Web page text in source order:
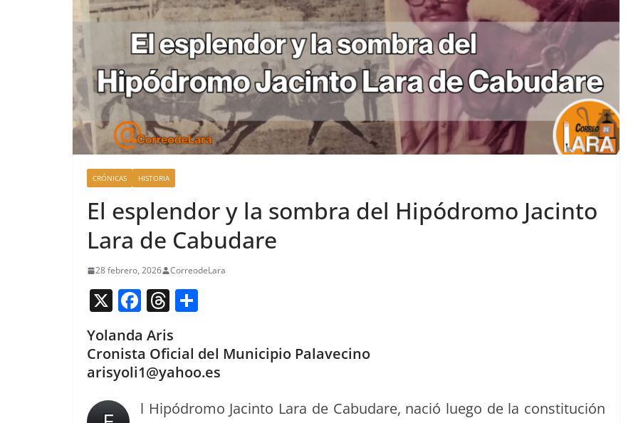
CRÓNICAS HISTORIA
El esplendor y la sombra del Hipódromo Jacinto
Lara de Cabudare
28 febrero, 2026 CorreodeLara
X F
a
c
e
o
T
re
a
s
m
p
tir
Yolanda Aris
Cronista Oficial del Municipio Palavecino
arisyoli1@yahoo.es
l Hipó­dro­mo Jac­in­to Lara de Cabu­dare, nació luego de la con­sti­tu­ción